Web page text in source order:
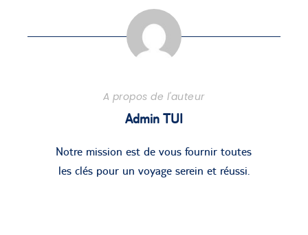
A propos de l'auteur
Admin TUI
Notre mission est de vous fournir toutes
les clés pour un voyage serein et réussi.